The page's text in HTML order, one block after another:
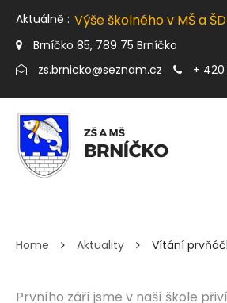
Aktuálně :
Soutěžní den Hrabišín
Školní výlet Praha
Ekostezka Zábřeh
Brníčko 85, 789 75 Brníčko
zs.brnicko@seznam.cz
+
Home Aktuality Vítání
Prvního září jsme v naší škole